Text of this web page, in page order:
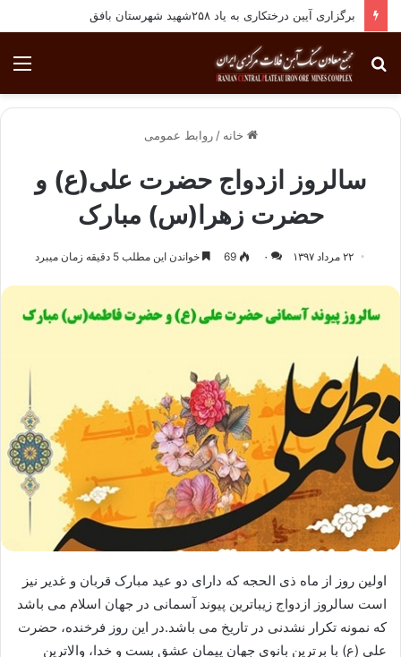
برگزاری آیین درختکاری به یاد ۲۵۸شهید شهرستان بافق
جستجو
برای
خانه / روابط عمومی
سالروز ازدواج حضرت علی(ع) و
حضرت زهرا(س) مبارک
۲۲ مرداد ۱۳۹۷ ۰ 69 خواندن این مطلب 5 دقیقه زمان میبرد
اولین روز از ماه ذی الحجه که دارای دو عید مبارک قربان و غدیر نیز
است سالروز ازدواج زیباترین پیوند آسمانی در جهان اسلام می باشد
که نمونه تکرار نشدنی در تاریخ می باشد.در این روز فرخنده، حضرت
علی (ع) با برترین بانوی جهان پیمان عشق بست و خدا، والاترین